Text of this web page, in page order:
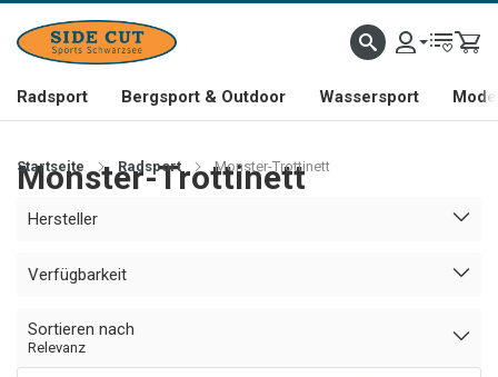
Radsport Bergsport & Outdoor Wassersport
Startseite Radsport Monster-Trottinett
Monster-Trottinett
Hersteller
Verfügbarkeit
Sortieren nach
Relevanz